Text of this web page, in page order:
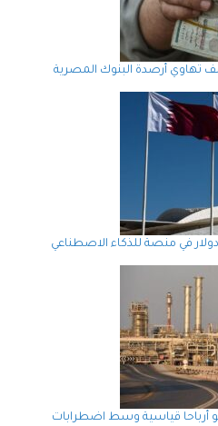
تهاوي أرصدة البنوك المصرية
أرباحا قياسية وسط اضطرابات